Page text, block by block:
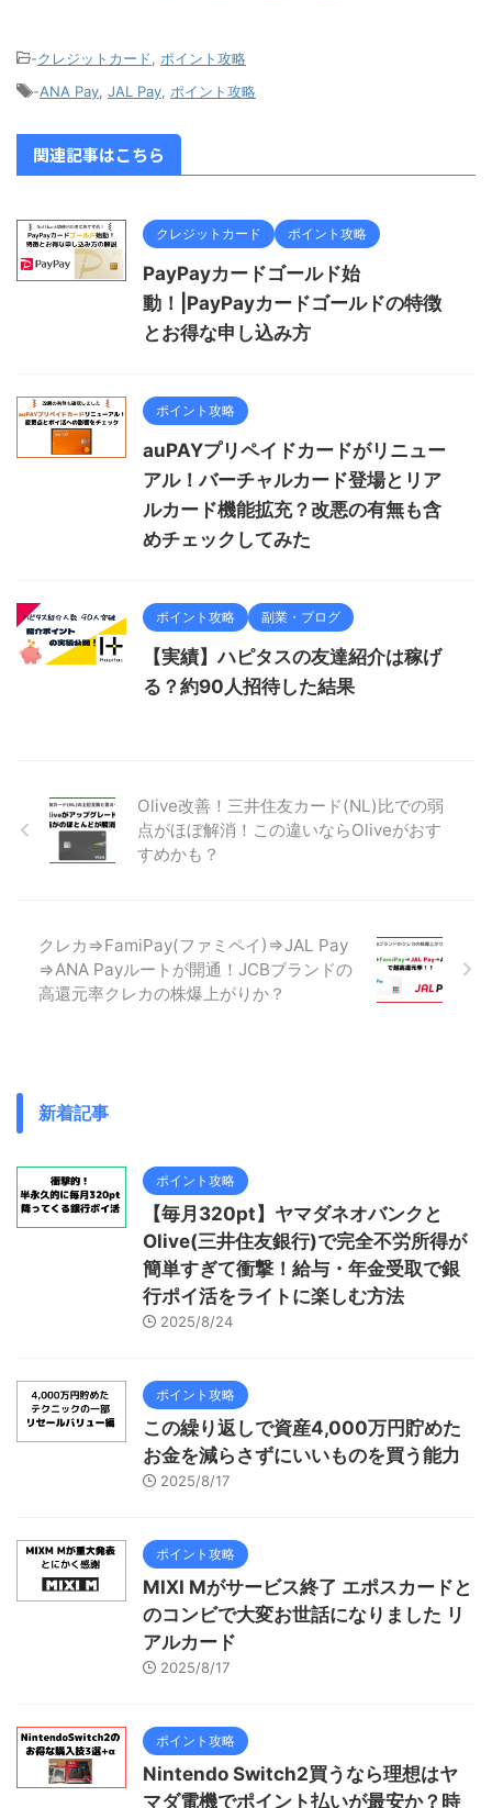
-クレジットカード
ポイント攻略
-ANA Pay JAL Pay ポイント攻略
関連記事はこちら
クレジットカード ポイント攻略
PayPayカードゴールド始
動！|PayPayカードゴールドの特徴
とお得な申し込み方
ポイント攻略
auPAYプリペイドカードがリニュー
アル！バーチャルカード登場とリア
ルカード機能拡充？改悪の有無も含
めチェックしてみた
ポイント攻略 副業・ブログ
【実績】ハピタスの友達紹介は稼げ
る？約90人招待した結果
Olive改善！三井住友カード(NL)比での弱
点がほぼ解消！この違いならOliveがおす
すめかも？
クレカ⇒FamiPay(ファミペイ)⇒JAL Pay
⇒ANA Payルートが開通！JCBブランドの
高還元率クレカの株爆上がりか？
新着記事
ポイント攻略
【毎月320pt】ヤマダネオバンクと
Olive(三井住友銀行)で完全不労所得が
簡単すぎて衝撃！給与・年金受取で銀
行ポイ活をライトに楽しむ方法
2025/8/24
ポイント攻略
この繰り返しで資産4,000万円貯めた
お金を減らさずにいいものを買う能力
2025/8/17
ポイント攻略
MIXI Mがサービス終了 エポスカードと
のコンビで大変お世話になりました リ
アルカード
2025/8/17
ポイント攻略
Nintendo Switch2買うなら理想はヤ
マダ電機でポイント払いが最安か？時